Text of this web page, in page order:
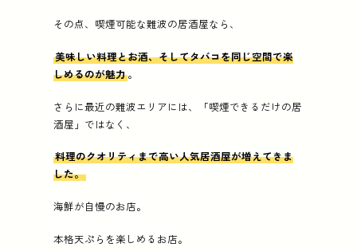
その点、喫煙可能な難波の居酒屋なら、
美味しい料理とお酒、そしてタバコを同じ空間で楽
しめるのが魅力。
さらに最近の難波エリアには、「喫煙できるだけの居
酒屋」ではなく、
料理のクオリティまで高い人気居酒屋が増えてきま
した。
海鮮が自慢のお店。
本格天ぷらを楽しめるお店。